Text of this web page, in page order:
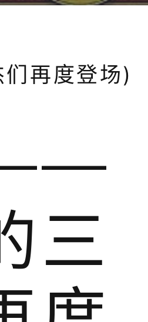
再度登场)
——
三